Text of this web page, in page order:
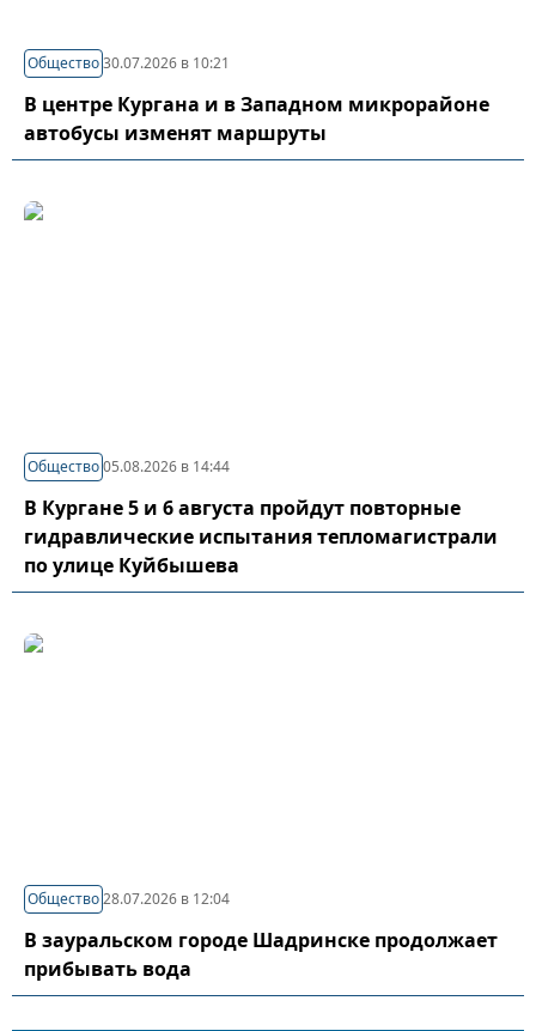
Общество30.07.2026 в 10:21
В центре Кургана и в Западном микрорайоне
автобусы изменят маршруты
Общество05.08.2026 в 14:44
В Кургане 5 и 6 августа пройдут повторные
гидравлические испытания тепломагистрали
по улице Куйбышева
Общество28.07.2026 в 12:04
В зауральском городе Шадринске продолжает
прибывать вода